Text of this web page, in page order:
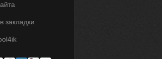
закладки